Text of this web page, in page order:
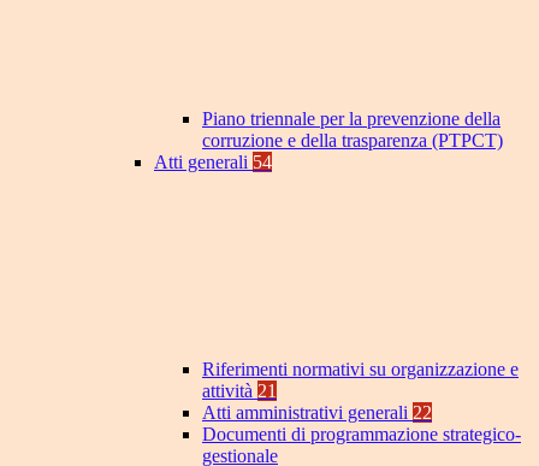
Piano triennale per la prevenzione della
corruzione e della trasparenza (PTPCT)
Atti generali 54
Riferimenti normativi su organizzazione e
attività 21
Atti amministrativi generali 22
Documenti di programmazione strategico-
gestionale